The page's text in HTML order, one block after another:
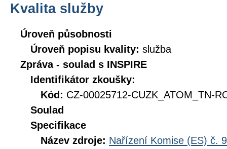
Kvalita služby
Úroveň působnosti
Úroveň popisu kvality: služba
Zpráva - soulad s INSPIRE
Identifikátor zkoušky:
Kód: CZ-00025712-CUZK_ATOM_TN-
Soulad
Specifikace
Název zdroje: Nařízení Komise (ES) č.